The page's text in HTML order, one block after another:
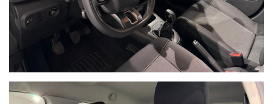
Ho letto e accettol'informativa privacy
*
Acconsento al trattamento dei miei dati per finalità di
marketing